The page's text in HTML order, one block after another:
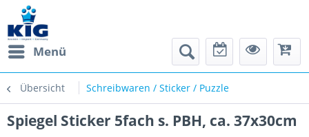
Menü
Übersicht Schreibwaren / Sticker / Puzzle
Spiegel Sticker 5fach s. PBH, ca. 37x30cm